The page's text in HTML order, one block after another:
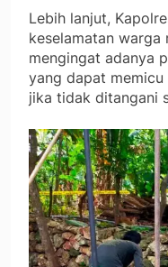
Lebih lanjut,
keselamatan warga
mengingat adanya
yang dapat
jika tidak ditangani